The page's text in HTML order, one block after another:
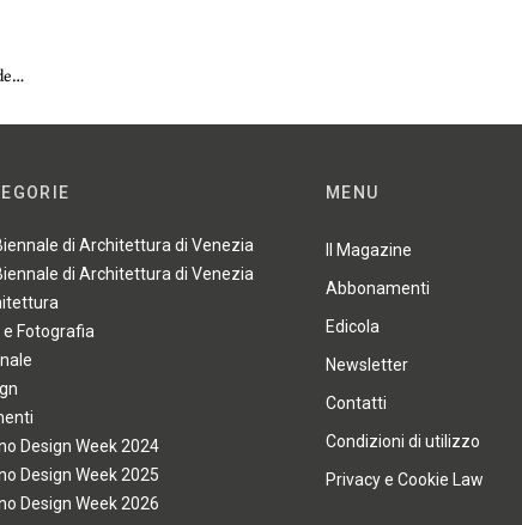
di Architettura di Venezia
di Architettura di Venezia
Fotografia
Design Week 2024
Design Week 2025
Design Week 2026
MENU
Il Magazine
Abbonamenti
Edicola
Newsletter
Contatti
Condizioni di utilizzo
Privacy e Cookie Law